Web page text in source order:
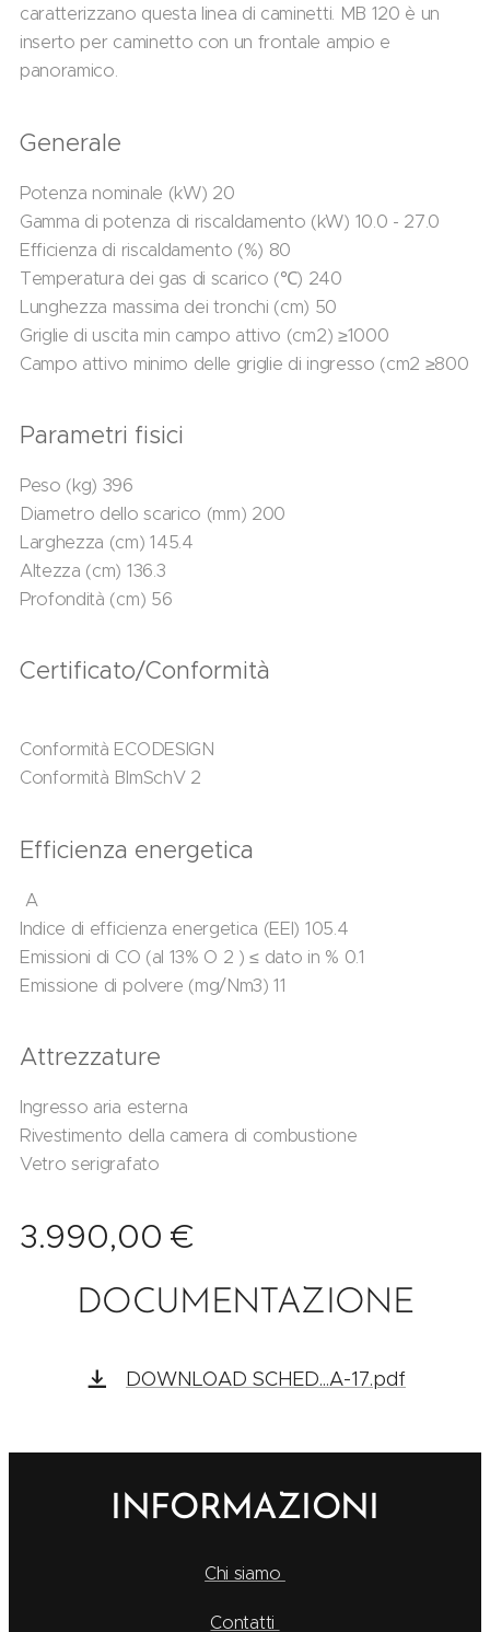
caratterizzano questa linea di caminetti. MB 120 è un
inserto per caminetto con un frontale ampio e
panoramico.
Generale
Potenza nominale (kW) 20
Gamma di potenza di riscaldamento (kW) 10.0 - 27.0
Efficienza di riscaldamento (%) 80
Temperatura dei gas di scarico (℃) 240
Lunghezza massima dei tronchi (cm) 50
Griglie di uscita min campo attivo (cm2) ≥1000
Campo attivo minimo delle griglie di ingresso (cm2 ≥800
Parametri fisici
Peso (kg) 396
Diametro dello scarico (mm) 200
Larghezza (cm) 145.4
Altezza (cm) 136.3
Profondità (cm) 56
Certificato/Conformità
Conformità ECODESIGN
Conformità BImSchV 2
Efficienza energetica
A
Indice di efficienza energetica (EEI) 105.4
Emissioni di CO (al 13% O 2 ) ≤ dato in % 0.1
Emissione di polvere (mg/Nm3) 11
Attrezzature
Ingresso aria esterna
Rivestimento della camera di combustione
Vetro serigrafato
3.990,00 €
DOCUMENTAZIONE
DOWNLOAD SCHED...A-17.pdf
INFORMAZIONI
Chi siamo
Contatti